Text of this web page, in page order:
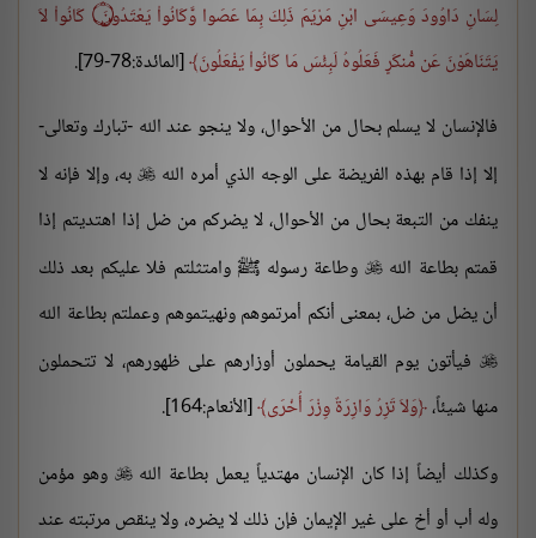
لِسَانِ دَاوُودَ وَعِيسَى ابْنِ مَرْيَمَ ذَلِكَ بِمَا عَصَوا وَّكَانُواْ يَعْتَدُونَ۝ كَانُواْ لاَ
يَتَنَاهَوْنَ عَن مُّنكَرٍ فَعَلُوهُ لَبِئْسَ مَا كَانُواْ يَفْعَلُونَ [المائدة:78-79].
فالإنسان لا يسلم بحال من الأحوال، ولا ينجو عند الله -تبارك وتعالى-
إلا إذا قام بهذه الفريضة على الوجه الذي أمره الله  به، وإلا فإنه لا
ينفك من التبعة بحال من الأحوال، لا يضركم من ضل إذا اهتديتم إذا
قمتم بطاعة الله وطاعة رسوله ﷺ وامتثلتم فلا عليكم بعد ذلك
أن يضل من ضل، بمعنى أنكم أمرتموهم ونهيتموهم وعملتم بطاعة الله
 فيأتون يوم القيامة يحملون أوزارهم على ظهورهم، لا تتحملون
منها شيئاً، وَلاَ تَزِرُ وَازِرَةٌ وِزْرَ أُخْرَى [الأنعام:164].
وكذلك أيضاً إذا كان الإنسان مهتدياً يعمل بطاعة الله وهو مؤمن
وله أب أو أخ على غير الإيمان فإن ذلك لا يضره، ولا ينقص مرتبته عند